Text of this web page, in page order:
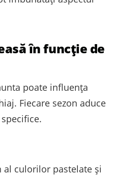
în funcție de
poate influența
Fiecare sezon aduce
al culorilor pastelate și